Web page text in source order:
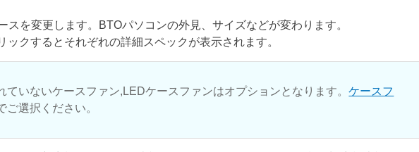
スを変更します。BTOパソコンの外見、サイズなどが変わります。
ックするとそれぞれの詳細スペックが表示されます。
ていないケースファン,LEDケースファンはオプションとなります。ケースフ
ご選択ください。